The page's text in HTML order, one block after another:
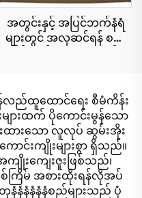
အတွင်းနှင့် အပြင်ဘက်နံရံ
များတွင် အလှဆင်ရန် စက်
လည်ထူထောင်ရေး စီမံကိန်း
ားထက် ပိုကောင်းမွန်သော
းထားသော လူလုပ် ဆွမ်းအိုး
ောင်းကျိုးများစွာ ရှိသည်။
ျိုးကျေးဇူးဖြစ်သည်၊
ကြိမ် အစားထိုးရန်လိုအပ်
နံနံနံနံနံစည်များသည် ပုံ